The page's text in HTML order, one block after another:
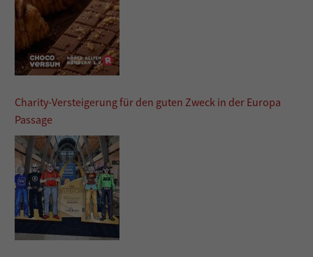
Charity-Versteigerung für den guten Zweck in der Europa
Passage